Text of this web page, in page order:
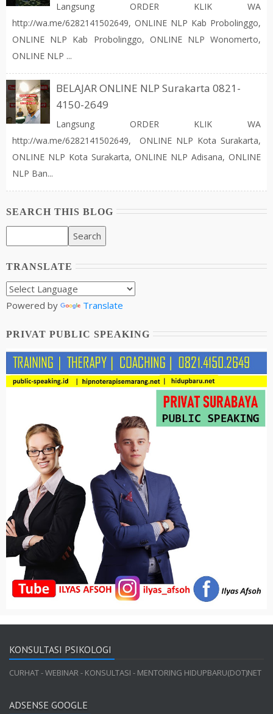
Langsung ORDER KLIK WA
http://wa.me/6282141502649, ONLINE NLP Kab Probolinggo,
ONLINE NLP Kab Probolinggo, ONLINE NLP Wonomerto,
ONLINE NLP ...
BELAJAR ONLINE NLP Surakarta 0821-
4150-2649
Langsung ORDER KLIK WA
http://wa.me/6282141502649, ONLINE NLP Kota Surakarta,
ONLINE NLP Kota Surakarta, ONLINE NLP Adisana, ONLINE
NLP Ban...
SEARCH THIS BLOG
TRANSLATE
Powered by Translate
PRIVAT PUBLIC SPEAKING
KONSULTASI PSIKOLOGI
CURHAT - WEBINAR - KONSULTASI - MENTORING HIDUPBARU(DOT)NET
ADSENSE GOOGLE